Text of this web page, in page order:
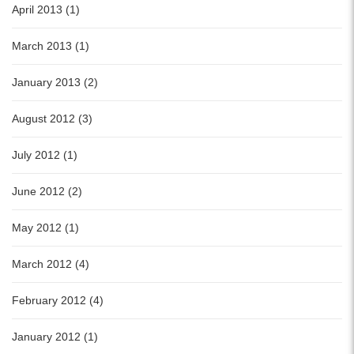
April 2013 (1)
March 2013 (1)
January 2013 (2)
August 2012 (3)
July 2012 (1)
June 2012 (2)
May 2012 (1)
March 2012 (4)
February 2012 (4)
January 2012 (1)